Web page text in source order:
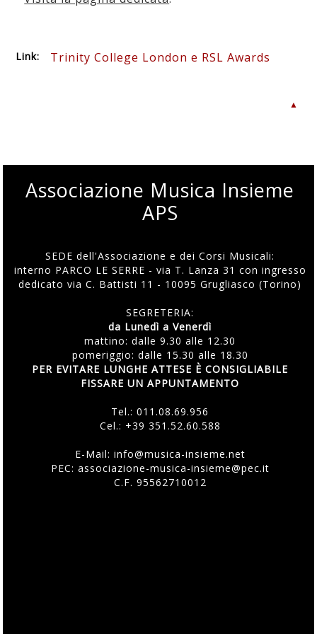
Link: Trinity College London e RSL Awards
▲
Associazione Musica Insieme
APS
SEDE dell'Associazione e dei Corsi Musicali:
interno PARCO LE SERRE - via T. Lanza 31 con ingresso
dedicato via C. Battisti 11 - 10095 Grugliasco (Torino)
SEGRETERIA:
da Lunedì a Venerdì
mattino: dalle 9.30 alle 12.30
pomeriggio: dalle 15.30 alle 18.30
PER EVITARE LUNGHE ATTESE È CONSIGLIABILE
FISSARE UN APPUNTAMENTO
Tel.:011.08.69.956
Cel.: +39 351.52.60.588
E-Mail: info@musica-insieme.net
PEC: associazione-musica-insieme@pec.it
C.F. 95562710012